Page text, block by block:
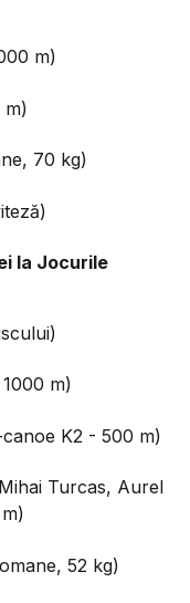
m)
m)
70 kg)
la Jocurile
m)
K2 - 500 m)
Turcas, Aurel
52 kg)